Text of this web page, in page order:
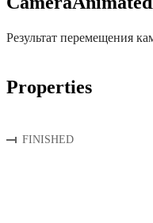
Результат перемещения
Properties
FINISHED